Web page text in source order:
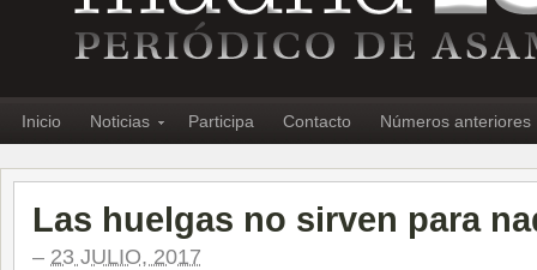
Inicio Noticias Participa Contacto Números anteriores
Las huelgas no sirven para
– 23 JULIO, 2017